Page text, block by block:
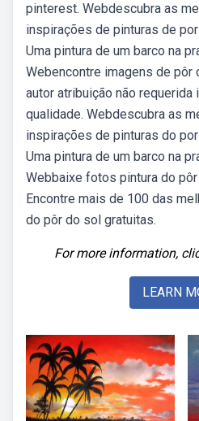
pinterest. Webdescubra as
inspirações de pinturas de
Uma pintura de um barco na
Webencontre imagens de
autor atribuição não requerida
qualidade. Webdescubra as
inspirações de pinturas do
Uma pintura de um barco na
Webbaixe fotos pintura do
Encontre mais de 100 das
do pôr do sol gratuitas.
For more information,
LEARN